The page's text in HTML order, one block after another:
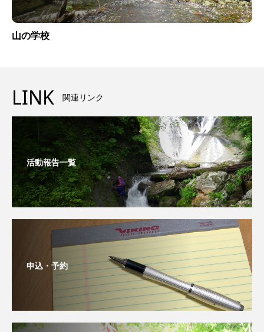
山の学校
LINK 関連リンク
活動報告一覧
申込・予約